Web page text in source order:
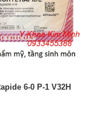
6-0 P-1 V32H